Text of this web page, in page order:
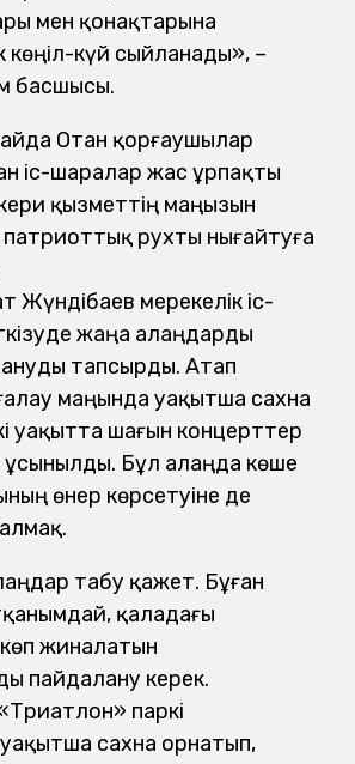
мен қонақтарына
көңіл-күй сыйланады», –
басшысы.
Отан қорғаушылар
іс-шаралар жас ұрпақты
қызметтің маңызын
патриоттық рухты нығайтуға
Жүндібаев мерекелік іс-
жаңа алаңдарды
тапсырды. Атап
маңында уақытша сахна
уақытта шағын концерттер
Бұл алаңда көше
өнер көрсетуіне де
табу қажет. Бұған
қаладағы
жиналатын
пайдалану керек.
паркі
сахна орнатып,